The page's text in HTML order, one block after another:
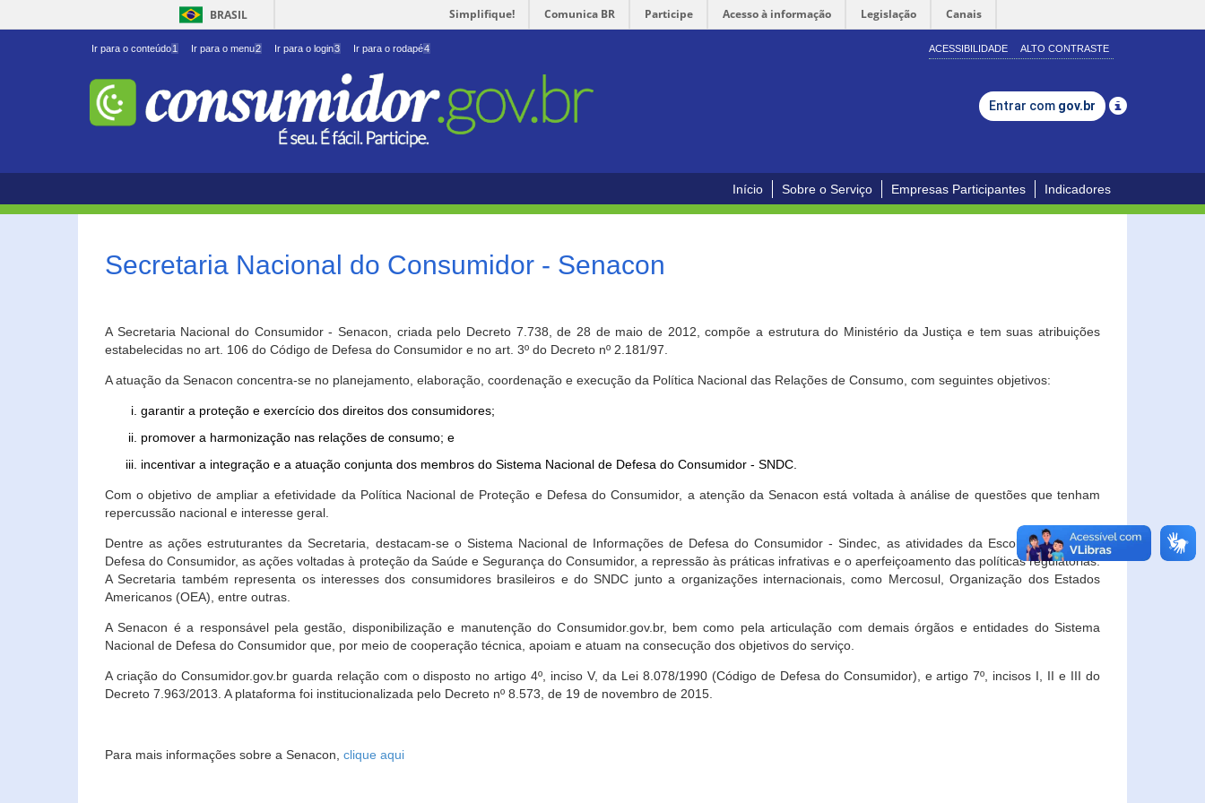
BRASIL Simplifique! Comunica BR Participe Acesso à informação Legislação Canais
Ir para o conteúdo1 Ir para o menu2 Ir para o login3 Ir para o rodapé4 ACESSIBILIDADE ALTO CONTRASTE
Entrar com gov.br
Início Sobre o Serviço Empresas Participantes Indicadores
Secretaria Nacional do Consumidor - Senacon
A Secretaria Nacional do Consumidor - Senacon, criada pelo Decreto 7.738, de 28 de maio de 2012, compõe a estrutura do Ministério da Justiça e tem suas atribuições
estabelecidas no art. 106 do Código de Defesa do Consumidor e no art. 3º do Decreto nº 2.181/97.
A atuação da Senacon concentra-se no planejamento, elaboração, coordenação e execução da Política Nacional das Relações de Consumo, com seguintes objetivos:
garantir a proteção e exercício dos direitos dos consumidores;
promover a harmonização nas relações de consumo; e
incentivar a integração e a atuação conjunta dos membros do Sistema Nacional de Defesa do Consumidor - SNDC.
Com o objetivo de ampliar a efetividade da Política Nacional de Proteção e Defesa do Consumidor, a atenção da Senacon está voltada à análise de questões que tenham
repercussão nacional e interesse geral.
Dentre as ações estruturantes da Secretaria, destacam-se o Sistema Nacional de Informações de Defesa do Consumidor - Sindec, as atividades da Escola Nacional de
Defesa do Consumidor, as ações voltadas à proteção da Saúde e Segurança do Consumidor, a repressão às práticas infrativas e o aperfeiçoamento das políticas regulatórias.
A Secretaria também representa os interesses dos consumidores brasileiros e do SNDC junto a organizações internacionais, como Mercosul, Organização dos Estados
Americanos (OEA), entre outras.
A Senacon é a responsável pela gestão, disponibilização e manutenção do Consumidor.gov.br, bem como pela articulação com demais órgãos e entidades do Sistema
Nacional de Defesa do Consumidor que, por meio de cooperação técnica, apoiam e atuam na consecução dos objetivos do serviço.
A criação do Consumidor.gov.br guarda relação com o disposto no artigo 4º, inciso V, da Lei 8.078/1990 (Código de Defesa do Consumidor), e artigo 7º, incisos I, II e III do
Decreto 7.963/2013. A plataforma foi institucionalizada pelo Decreto nº 8.573, de 19 de novembro de 2015.
Para mais informações sobre a Senacon, clique aqui